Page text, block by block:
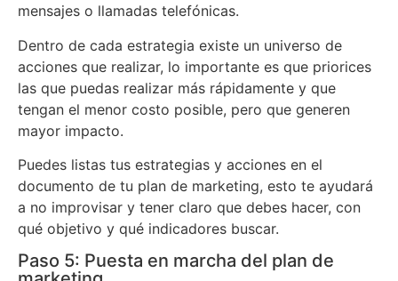
mensajes o llamadas telefónicas.
Dentro de cada estrategia existe un universo de
acciones que realizar, lo importante es que priorices
las que puedas realizar más rápidamente y que
tengan el menor costo posible, pero que generen
mayor impacto.
Puedes listas tus estrategias y acciones en el
documento de tu plan de marketing, esto te ayudará
a no improvisar y tener claro que debes hacer, con
qué objetivo y qué indicadores buscar.
Paso 5: Puesta en marcha del plan de